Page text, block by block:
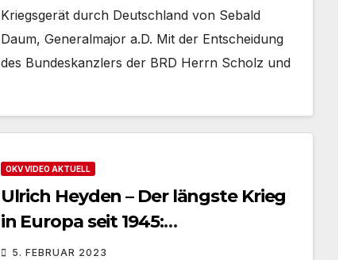
Kriegsgerät durch Deutschland von Sebald
Daum, Generalmajor a.D. Mit der Entscheidung
des Bundeskanzlers der BRD Herrn Scholz und
OKV VIDEO AKTUELL
Ulrich Heyden – Der längste Krieg
in Europa seit 1945:
Augenzeugenberichte aus dem
5. FEBRUAR 2023